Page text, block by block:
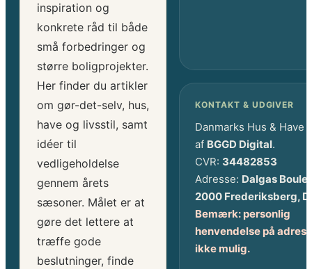
inspiration og
konkrete råd til både
små forbedringer og
større boligprojekter.
Her finder du artikler
om gør-det-selv, hus,
have og livsstil, samt
idéer til
vedligeholdelse
gennem årets
sæsoner. Målet er at
gøre det lettere at
træffe gode
beslutninger, finde
KONTAKT & UDGIVER
Danmarks Hus & Have
af BGGD Digital.
CVR: 34482853
Adresse: Dalgas
2000 Frederiksberg,
Bemærk: personlig
henvendelse på
ikke mulig.